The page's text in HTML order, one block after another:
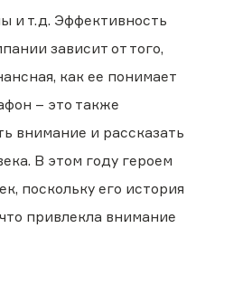
и т.д. Эффективность
зависит от того,
как ее понимает
– это также
внимание и рассказать
В этом году героем
поскольку его история
привлекла внимание